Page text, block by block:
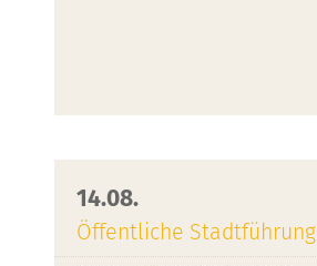
14.08.
Öffentliche Stadtführung